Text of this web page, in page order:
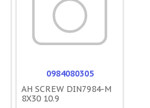
0984080305
AH SCREW DIN7984-M
8X30 10.9